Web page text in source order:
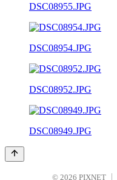
DSC08955.JPG
DSC08954.JPG
DSC08952.JPG
DSC08949.JPG
© 2026 PIXNET